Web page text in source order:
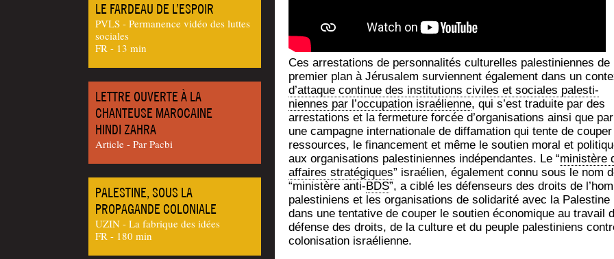
LE FARDEAU DE L’ESPOIR
PVLS - Permanence vidéo des luttes
sociales
FR - 13 min
LETTRE OUVERTE À LA
CHANTEUSE MAROCAINE
HINDI ZAHRA
Article - Par Pac­bi
PALESTINE, SOUS LA
PROPAGANDE COLONIALE
UZIN - La fabrique des idées
FR - 180 min
Ces arres­ta­tions de per­son­na­li­tés cultu­relles pales­ti­niennes de
pre­mier plan à Jéru­sa­lem sur­viennent éga­le­ment dans un
d’at­taque conti­nue des ins­ti­tu­tions civiles et sociales pales­ti­
niennes par l’oc­cu­pa­tion israé­lienne, qui s’est tra­duite par des
arres­ta­tions et la fer­me­ture for­cée d’or­ga­ni­sa­tions ain­si que par
une cam­pagne inter­na­tio­nale de dif­fa­ma­tion qui tente de
res­sources, le finan­ce­ment et même le sou­tien moral et
aux orga­ni­sa­tions pales­ti­niennes indé­pen­dantes. Le “minis­tère
affaires stra­té­giques” israé­lien, éga­le­ment connu sous le nom
“minis­tère anti- BDS”, a ciblé les défen­seurs des droits de
pales­ti­niens et les orga­ni­sa­tions de soli­da­ri­té avec la Pales­tine
dans une ten­ta­tive de cou­per le sou­tien éco­no­mique au tra­vail
défense des droits, de la culture et du peuple pales­ti­niens
colo­ni­sa­tion israélienne.